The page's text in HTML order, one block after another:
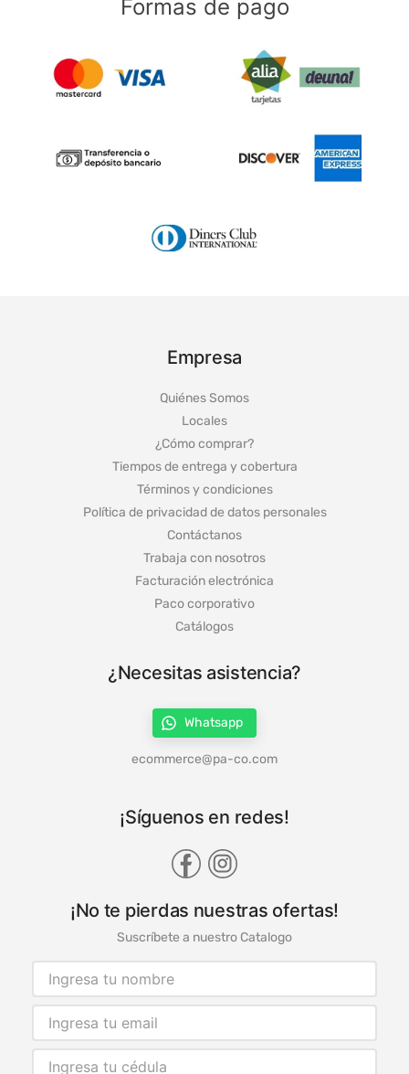
Formas de pago
Empresa
Quiénes Somos
Locales
¿Cómo comprar?
Tiempos de entrega y cobertura
Términos y condiciones
Política de privacidad de datos personales
Contáctanos
Trabaja con nosotros
Facturación electrónica
Paco corporativo
Whatsapp
¡Síguenos en redes!
¡No te pierdas nuestras ofertas!
Suscríbete a nuestro Catalogo